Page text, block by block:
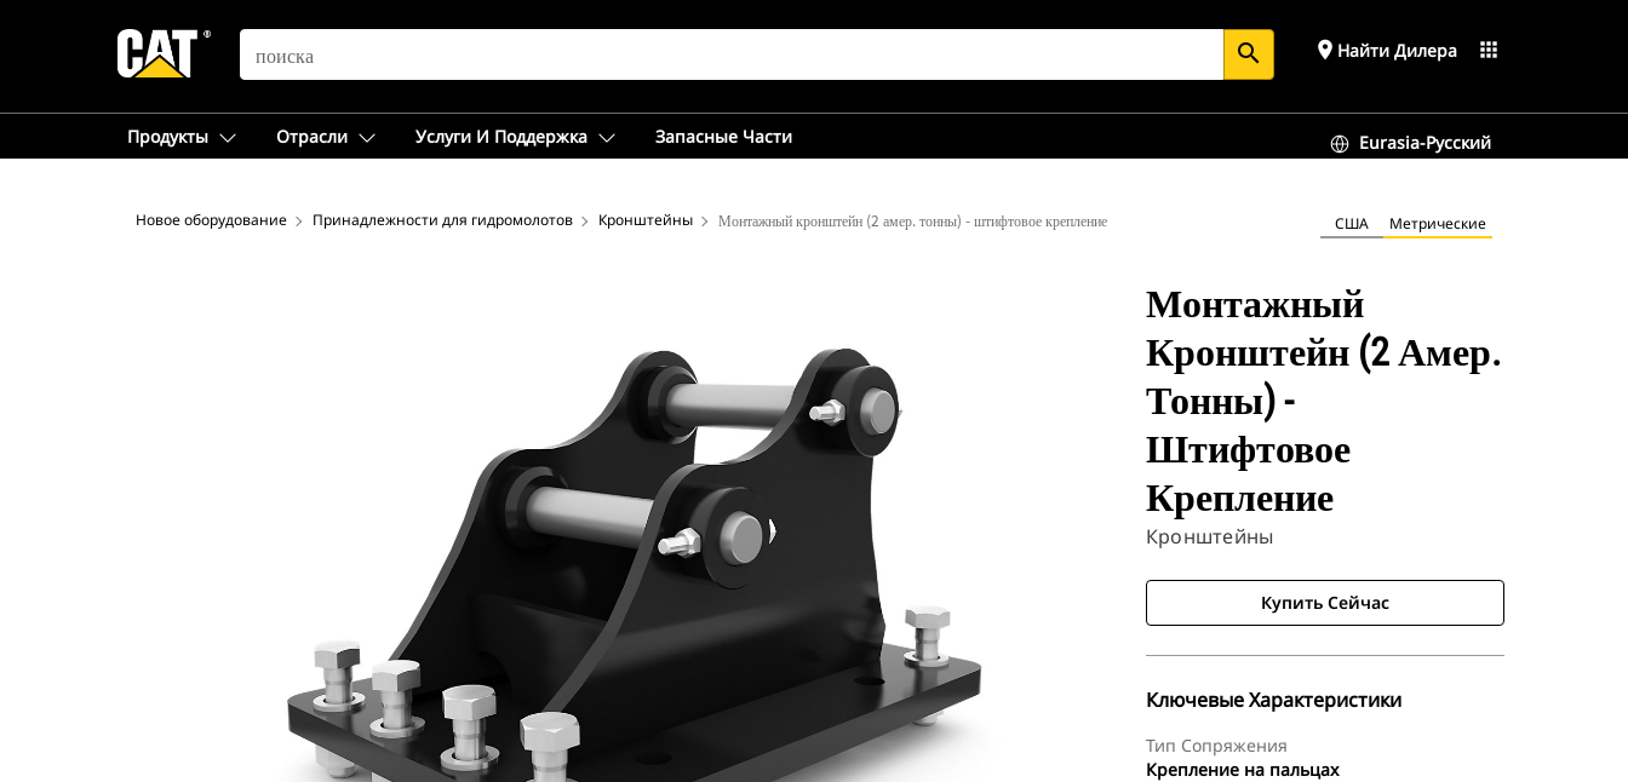
SEARCH search place Найти Дилера apps
Продукты Отрасли Услуги И Поддержка Запасные Части Eurasia-Русский
Новое оборудование Принадлежности для гидромолотов Кронштейны Монтажный кронштейн (2 амер. тонны) - штифтовое крепление США Метрические
Монтажный
Кронштейн (2 Амер.
Тонны) -
Штифтовое
Крепление
Кронштейны
Купить Сейчас
Ключевые Характеристики
Тип Сопряжения
Крепление на пальцах